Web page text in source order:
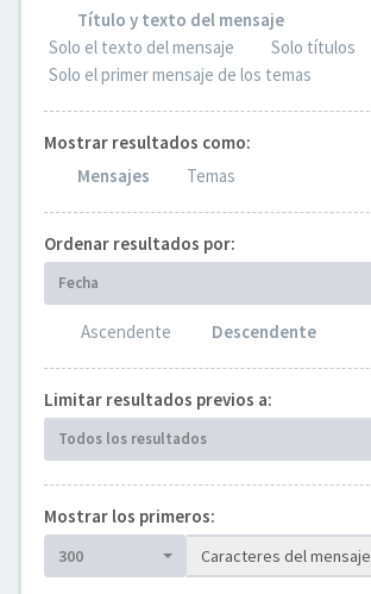
Título y texto del mensaje
Solo el texto del mensaje
Solo títulos
Solo el primer mensaje de los temas
Mostrar resultados como:
Mensajes
Temas
Ordenar resultados por:
Fecha
Ascendente Descendente
Limitar resultados previos a:
Todos los resultados
Mostrar los primeros:
300 Caracteres del mensaje